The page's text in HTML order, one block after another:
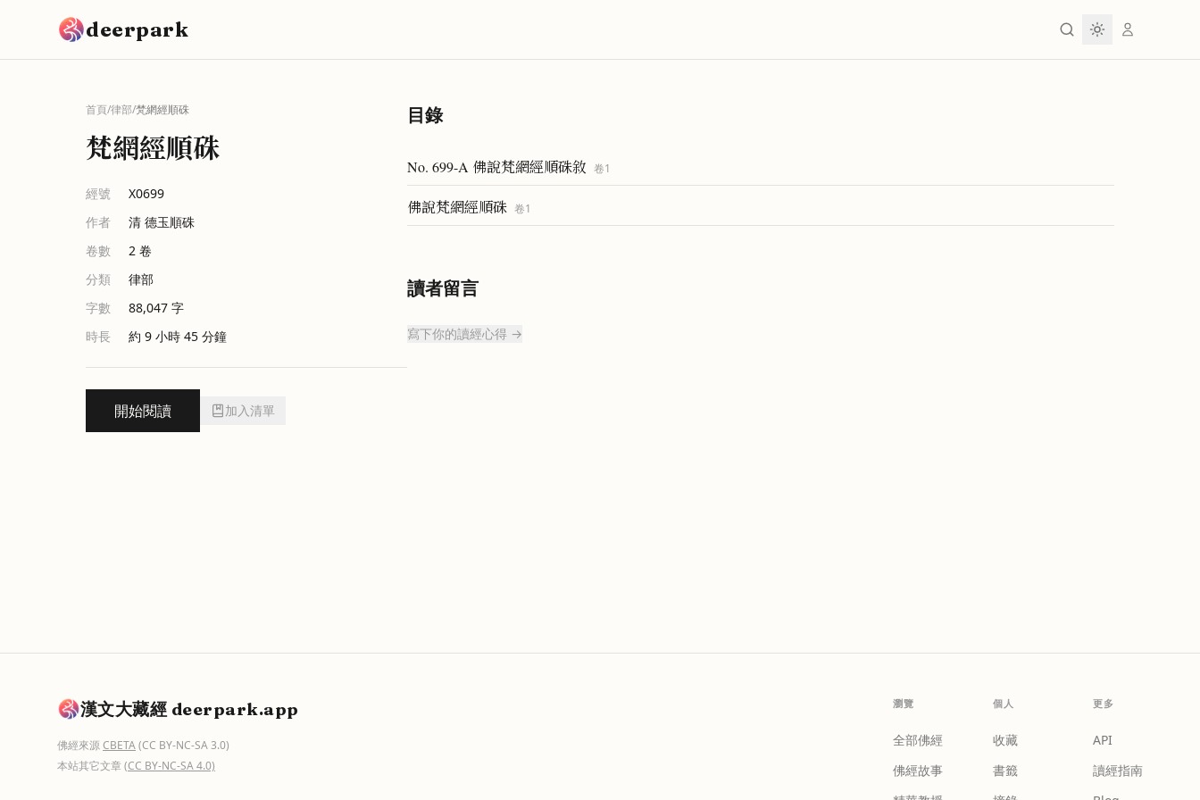
deerpark
首頁/律部/梵網經順硃
梵網經順硃
經號
X0699
作者
清 德玉順硃
卷數
2 卷
分類
律部
字數
88,047 字
時長
約 9 小時 45 分鐘
開始閱讀 加入清單
目錄
No. 699-A 佛說梵網經順硃敘 卷1
佛說梵網經順硃 卷1
讀者留言
寫下你的讀經心得 →
漢文大藏經 deerpark.app
佛經來源CBETA(CC BY-NC-SA 3.0)
本站其它文章(CC BY-NC-SA 4.0)
瀏覽
全部佛經
佛經故事
個人
收藏
書籤
更多
API
讀經指南